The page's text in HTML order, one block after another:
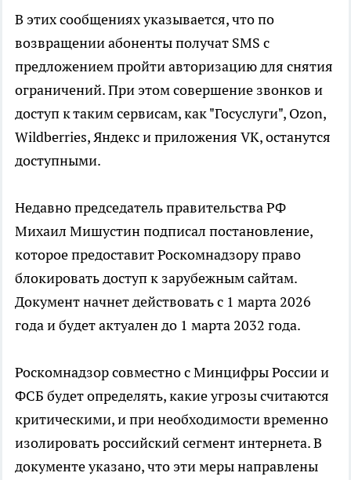
В этих сообщениях указывается, что по
возвращении абоненты получат SMS с
предложением пройти авторизацию для снятия
ограничений. При этом совершение звонков и
доступ к таким сервисам, как "Госуслуги", Ozon,
Wildberries, Яндекс и приложения VK, останутся
доступными.
Недавно председатель правительства РФ
Михаил Мишустин подписал постановление,
которое предоставит Роскомнадзору право
блокировать доступ к зарубежным сайтам.
Документ начнет действовать с 1 марта 2026
года и будет актуален до 1 марта 2032 года.
Роскомнадзор совместно с Минцифры России и
ФСБ будет определять, какие угрозы считаются
критическими, и при необходимости временно
изолировать российский сегмент интернета. В
документе указано, что эти меры направлены